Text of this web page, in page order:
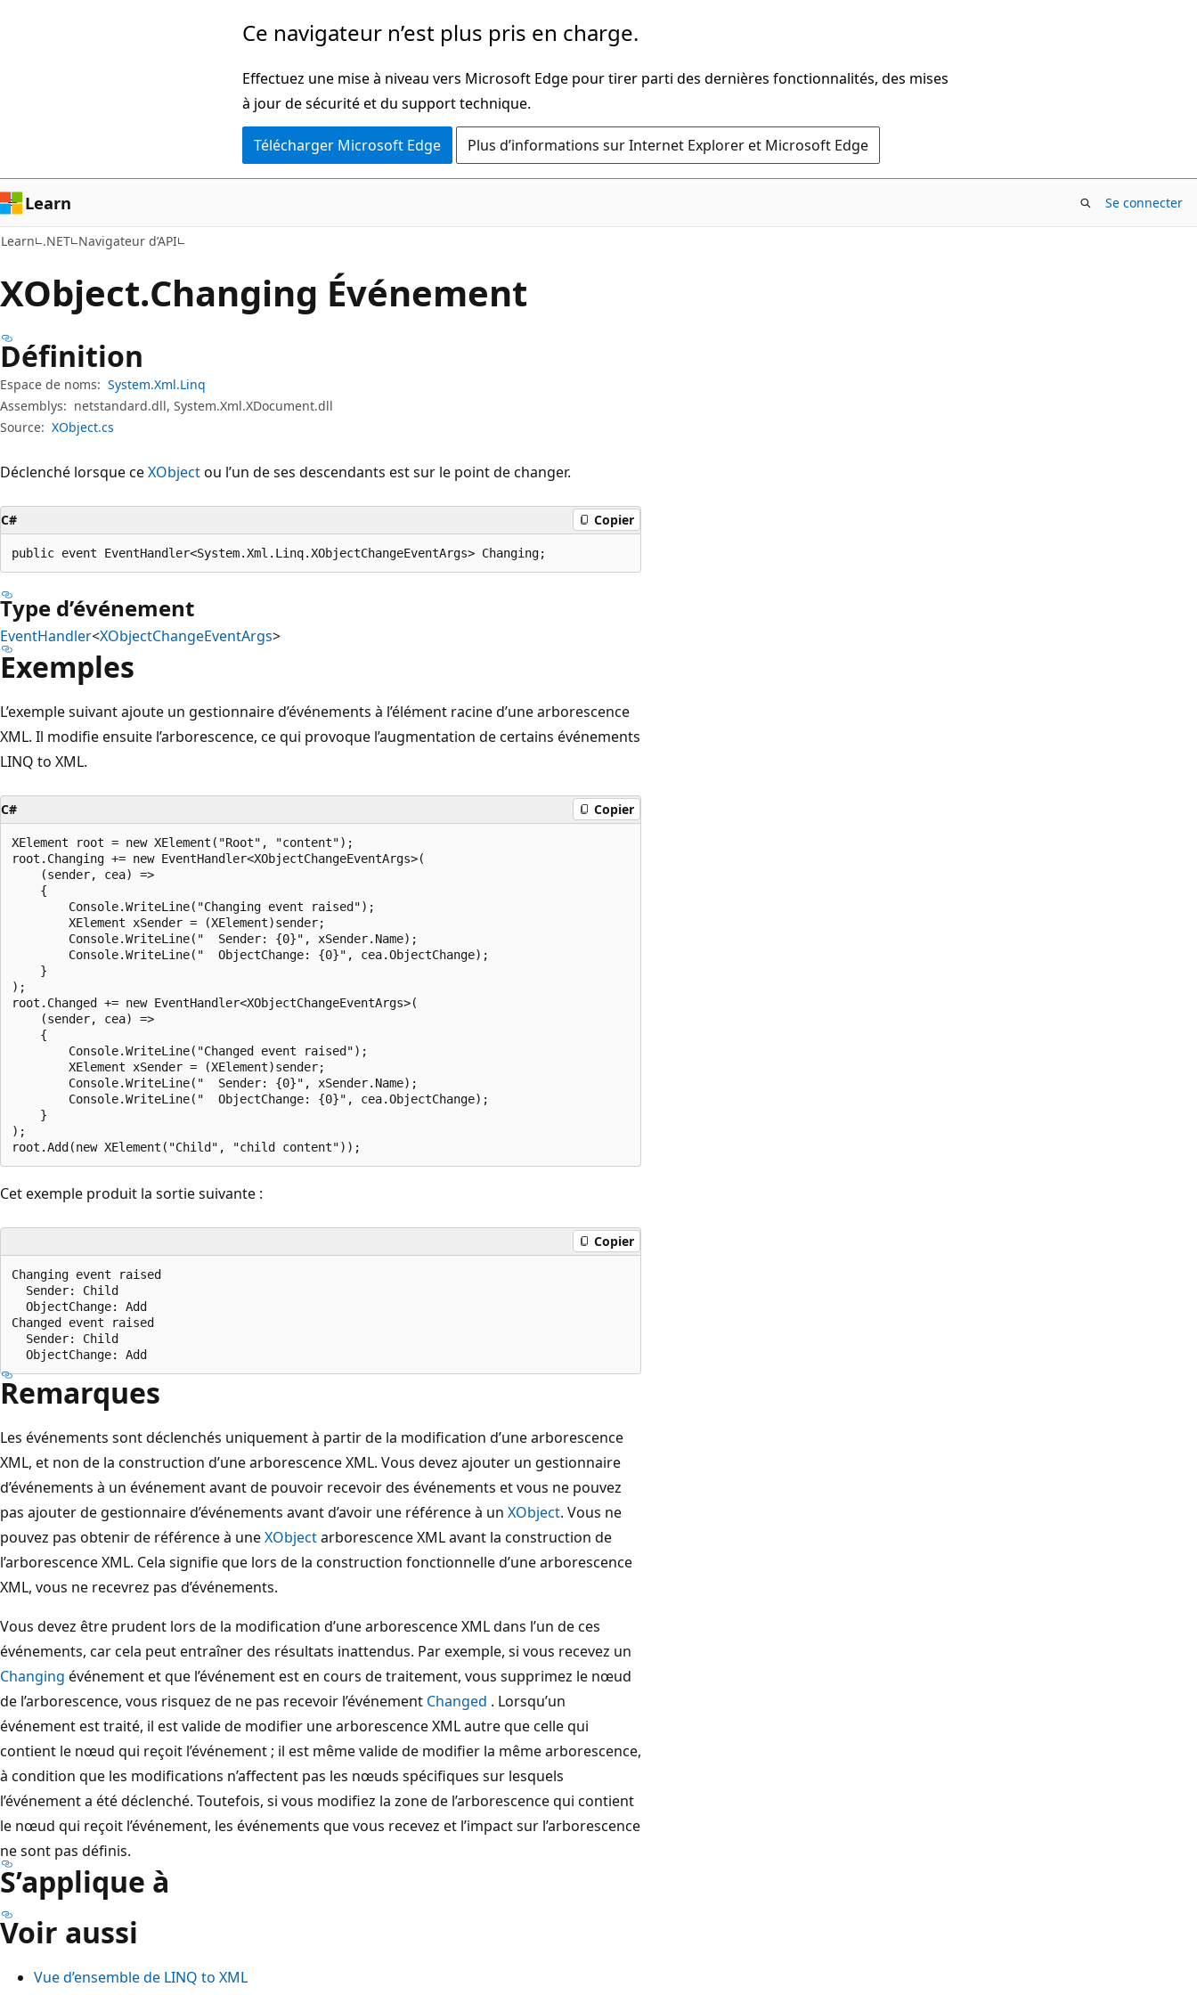
page
Ce navigateur n’est plus pris en charge.
Effectuez une mise à niveau vers Microsoft Edge pour tirer parti des dernières fonctionnalités, des mises
à jour de sécurité et du support technique.
Télécharger Microsoft Edge Plus d’informations sur Internet Explorer et Microsoft Edge
Learn Se connecter
Learn .NET Navigateur d’API
XObject.Changing Événement
Définition
Espace de noms: System.Xml.Linq
Assemblys: netstandard.dll, System.Xml.XDocument.dll
Source: XObject.cs
Déclenché lorsque ceXObjectou l’un de ses descendants est sur le point de changer.
C# Copier
public event EventHandler<System.Xml.Linq.XObjectChangeEventArgs> Changing;
Type d’événement
EventHandler<XObjectChangeEventArgs>
Exemples
L’exemple suivant ajoute un gestionnaire d’événements à l’élément racine d’une arborescence
XML. Il modifie ensuite l’arborescence, ce qui provoque l’augmentation de certains événements
LINQ to XML.
C# Copier
XElement root = new XElement("Root", "content");
root.Changing += new EventHandler<XObjectChangeEventArgs>(
    (sender, cea) =>
    {
        Console.WriteLine("Changing event raised");
        XElement xSender = (XElement)sender;
        Console.WriteLine("  Sender: {0}", xSender.Name);
        Console.WriteLine("  ObjectChange: {0}", cea.ObjectChange);
    }
);
root.Changed += new EventHandler<XObjectChangeEventArgs>(
    (sender, cea) =>
    {
        Console.WriteLine("Changed event raised");
        XElement xSender = (XElement)sender;
        Console.WriteLine("  Sender: {0}", xSender.Name);
        Console.WriteLine("  ObjectChange: {0}", cea.ObjectChange);
    }
);
Cet exemple produit la sortie suivante :
Copier
Changing event raised
  Sender: Child
  ObjectChange: Add
Changed event raised
  Sender: Child
Remarques
Les événements sont déclenchés uniquement à partir de la modification d’une arborescence
XML, et non de la construction d’une arborescence XML. Vous devez ajouter un gestionnaire
d’événements à un événement avant de pouvoir recevoir des événements et vous ne pouvez
pas ajouter de gestionnaire d’événements avant d’avoir une référence à un XObject. Vous ne
pouvez pas obtenir de référence à uneXObjectarborescence XML avant la construction de
l’arborescence XML. Cela signifie que lors de la construction fonctionnelle d’une arborescence
XML, vous ne recevrez pas d’événements.
Vous devez être prudent lors de la modification d’une arborescence XML dans l’un de ces
événements, car cela peut entraîner des résultats inattendus. Par exemple, si vous recevez un
Changing événement et que l’événement est en cours de traitement, vous supprimez le nœud
de l’arborescence, vous risquez de ne pas recevoir l’événement Changed . Lorsqu’un
événement est traité, il est valide de modifier une arborescence XML autre que celle qui
contient le nœud qui reçoit l’événement ; il est même valide de modifier la même arborescence,
à condition que les modifications n’affectent pas les nœuds spécifiques sur lesquels
l’événement a été déclenché. Toutefois, si vous modifiez la zone de l’arborescence qui contient
le nœud qui reçoit l’événement, les événements que vous recevez et l’impact sur l’arborescence
ne sont pas définis.
S’applique à
Voir aussi
Vue d’ensemble de LINQ to XML